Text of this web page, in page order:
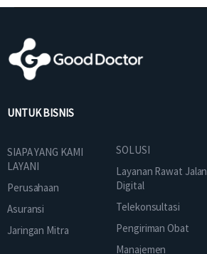
UNTUK BISNIS
SIAPA YANG KAMI
LAYANI
Perusahaan
Asuransi
Jaringan Mitra
SOLUSI
Layanan Rawat Jalan
Digital
Telekonsultasi
Pengiriman Obat
Manajemen